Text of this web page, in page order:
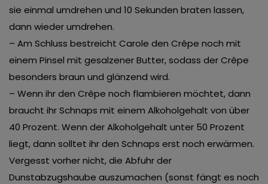
sie einmal umdrehen und 10 Sekunden braten lassen,
dann wieder umdrehen.
– Am Schluss bestreicht Carole den Crêpe noch mit
einem Pinsel mit gesalzener Butter, sodass der Crêpe
besonders braun und glänzend wird.
– Wenn ihr den Crêpe noch flambieren möchtet, dann
braucht ihr Schnaps mit einem Alkoholgehalt von über
40 Prozent. Wenn der Alkoholgehalt unter 50 Prozent
liegt, dann solltet ihr den Schnaps erst noch erwärmen.
Vergesst vorher nicht, die Abfuhr der
Dunstabzugshaube auszumachen (sonst fängt es noch